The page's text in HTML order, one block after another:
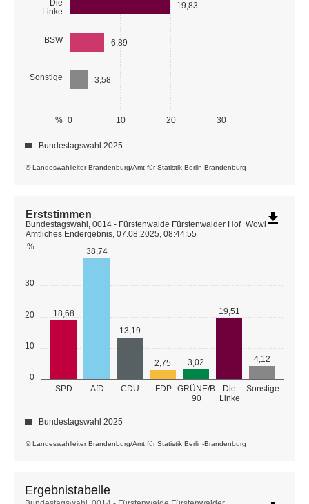
Die
Linke
BSW
Sonstige
0 10 20 30
%
19,83
6,89
3,58
© Landeswahlleiter Brandenburg/Amt für Statistik Berlin-Brandenburg
Bundestagswahl 2025
0
10
20
30
%
SPD AfD CDU FDP GRÜNE/B
90
Die
Linke
Sonstige
18,68
38,74
13,19
2,75 3,02
19,51
4,12
© Landeswahlleiter Brandenburg/Amt für Statistik Berlin-Brandenburg
Erststimmen
Bundestagswahl, 0014 - Fürstenwalde Fürstenwalder Hof_Wowi
Amtliches Endergebnis, 07.08.2025, 08:44:55
Bundestagswahl 2025
file_download
Ergebnistabelle